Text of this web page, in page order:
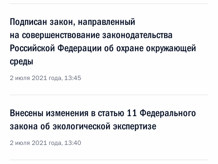
Подписан закон, направленный
на совершенствование законодательства
Российской Федерации об охране окружающей
среды
2 июля 2021 года, 13:45
Внесены изменения в статью 11 Федерального
закона об экологической экспертизе
2 июля 2021 года, 13:40